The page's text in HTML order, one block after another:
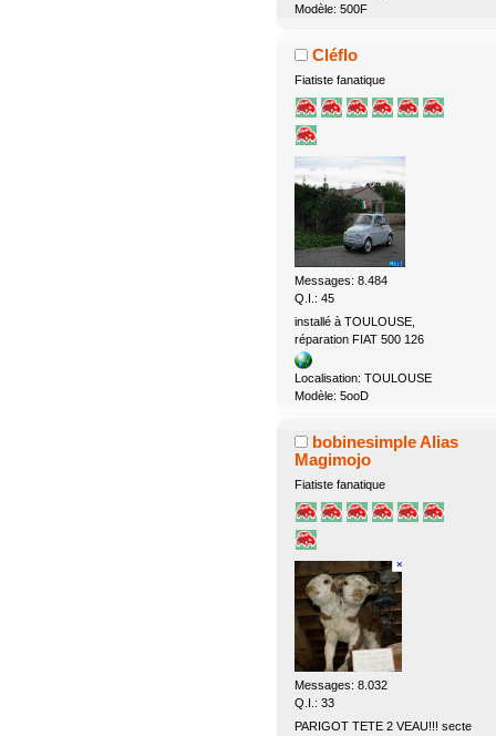
Modèle: 500F
Cléflo
Fiatiste fanatique
Messages: 8.484
Q.I.: 45
installé à TOULOUSE,
réparation FIAT 500 126
Localisation: TOULOUSE
Modèle: 5ooD
bobinesimple Alias
Magimojo
Fiatiste fanatique
Messages: 8.032
Q.I.: 33
PARIGOT TETE 2 VEAU!!! secte